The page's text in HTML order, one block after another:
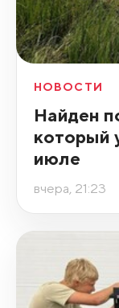
НОВОСТИ
Найден
который
июле
вчера, 21:23